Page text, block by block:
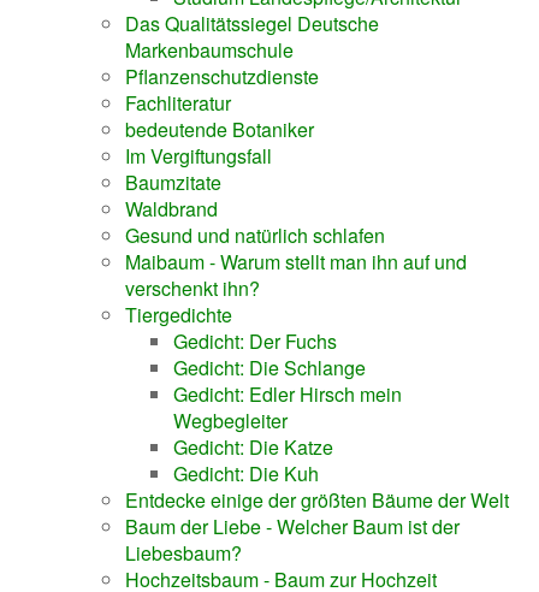
Das Qualitätssiegel Deutsche
Markenbaumschule
Pflanzenschutzdienste
Fachliteratur
bedeutende Botaniker
Im Vergiftungsfall
Baumzitate
Waldbrand
Gesund und natürlich schlafen
Maibaum - Warum stellt man ihn auf und
verschenkt ihn?
Tiergedichte
Gedicht: Der Fuchs
Gedicht: Die Schlange
Gedicht: Edler Hirsch mein
Wegbegleiter
Gedicht: Die Katze
Gedicht: Die Kuh
Entdecke einige der größten Bäume der Welt
Baum der Liebe - Welcher Baum ist der
Liebesbaum?
Hochzeitsbaum - Baum zur Hochzeit